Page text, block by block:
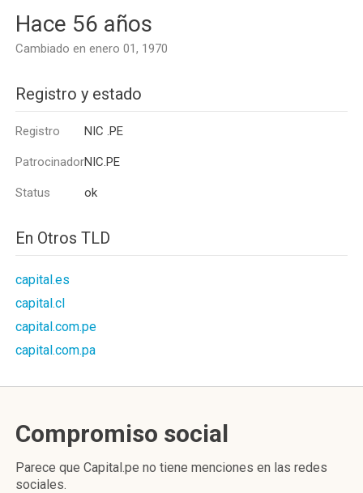
Hace 56 años
Cambiado en enero 01, 1970
Registro y estado
Registro NIC .PE
PatrocinadorNIC.PE
Status ok
En Otros TLD
capital.es
capital.cl
capital.com.pe
capital.com.pa
Compromiso social
Parece que Capital.pe no tiene menciones en las redes
sociales.